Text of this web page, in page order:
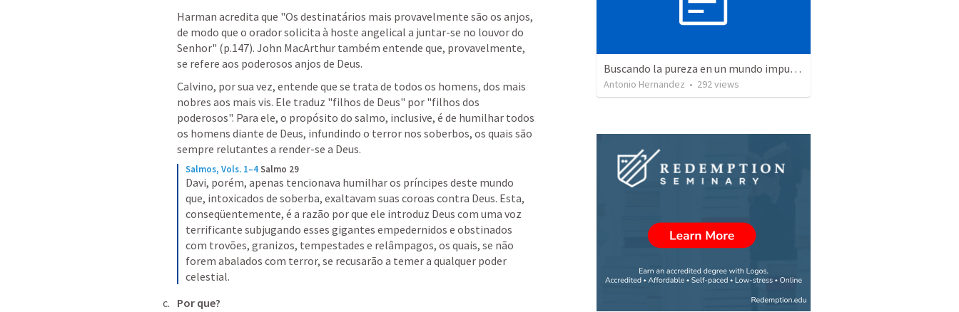
Harman acredita que "Os destinatários mais provavelmente são os anjos,
de modo que o orador solicita à hoste angelical a juntar-se no louvor do
Senhor" (p.147). John MacArthur também entende que, provavelmente,
se refere aos poderosos anjos de Deus.
Calvino, por sua vez, entende que se trata de todos os homens, dos mais
nobres aos mais vis. Ele traduz "filhos de Deus" por "filhos dos
poderosos". Para ele, o propósito do salmo, inclusive, é de humilhar todos
os homens diante de Deus, infundindo o terror nos soberbos, os quais são
sempre relutantes a render-se a Deus.
Salmos, Vols. 1–4Salmo 29
Davi, porém, apenas tencionava humilhar os príncipes deste mundo
que, intoxicados de soberba, exaltavam suas coroas contra Deus. Esta,
conseqüentemente, é a razão por que ele introduz Deus com uma voz
terrificante subjugando esses gigantes empedernidos e obstinados
com trovões, granizos, tempestades e relâmpagos, os quais, se não
forem abalados com terror, se recusarão a temer a qualquer poder
celestial.
Por que?
Buscando la pureza en un mundo impuro (2)
Antonio Hernandez • 292 views